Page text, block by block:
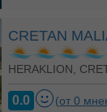
CRETAN
HERAKLION,
0.0 (от 0